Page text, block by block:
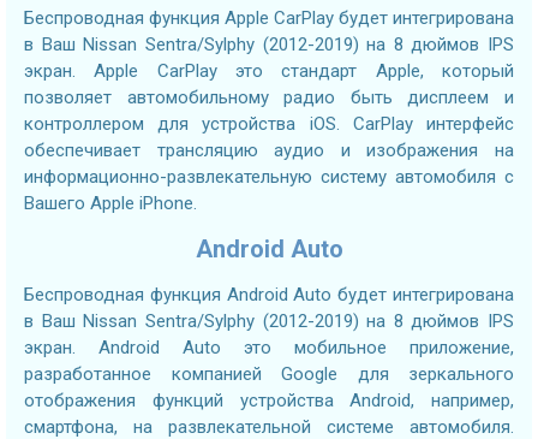
Беспроводная функция Apple CarPlay будет интегрирована
в Ваш Nissan Sentra/Sylphy (2012-2019) на 8 дюймов IPS
экран. Apple CarPlay это стандарт Apple, который
позволяет автомобильному радио быть дисплеем и
контроллером для устройства iOS. CarPlay интерфейс
обеспечивает трансляцию аудио и изображения на
информационно-развлекательную систему автомобиля с
Вашего Apple iPhone.
Android Auto
Беспроводная функция Android Auto будет интегрирована
в Ваш Nissan Sentra/Sylphy (2012-2019) на 8 дюймов IPS
экран. Android Auto это мобильное приложение,
разработанное компанией Google для зеркального
отображения функций устройства Android, например,
смартфона, на развлекательной системе автомобиля.